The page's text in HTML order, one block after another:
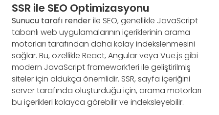
SSR ile SEO Optimizasyonu
Sunucu tarafı renderile SEO, genellikle JavaScript
tabanlı web uygulamalarının içeriklerinin arama
motorları tarafından daha kolay indekslenmesini
sağlar. Bu, özellikle React, Angular veya Vue.js gibi
modern JavaScript framework’leri ile geliştirilmiş
siteler için oldukça önemlidir. SSR, sayfa içeriğini
server tarafında oluşturduğu için, arama motorları
bu içerikleri kolayca görebilir ve indeksleyebilir.